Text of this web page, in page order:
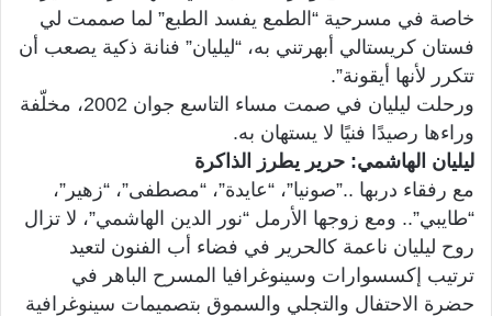
خاصة في مسرحية “الطمع يفسد الطبع” لما صممت لي
فستان كريستالي أبهرتني به، “ليليان” فنانة ذكية يصعب أن
تتكرر لأنها أيقونة”.
ورحلت ليليان في صمت مساء التاسع جوان 2002، مخلّفة
وراءها رصيدًا فنيًا لا يستهان به.
ليليان الهاشمي: حرير يطرز الذاكرة
مع رفقاء دربها ..”صونيا”، “عايدة”، “مصطفى”، “زهير”،
“طايبي”.. ومع زوجها الأرمل “نور الدين الهاشمي”، لا تزال
روح ليليان ناعمة كالحرير في فضاء أب الفنون لتعيد
ترتيب إكسسوارات وسينوغرافيا المسرح الباهر في
حضرة الاحتفال والتجلي والسموق بتصميمات سينوغرافية